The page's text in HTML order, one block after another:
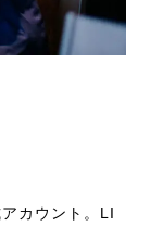
カウント。LI